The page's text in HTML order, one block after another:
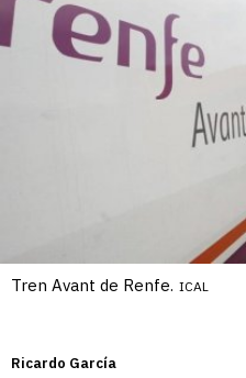
Tren Avant de Renfe. ICAL
Ricardo García